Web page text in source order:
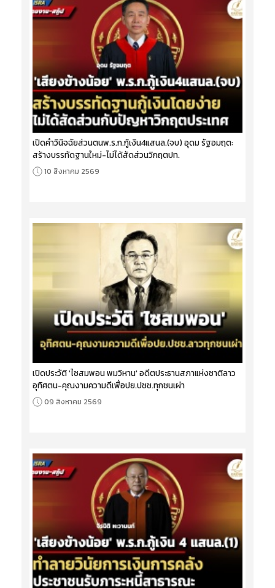
เปิดคำวินิจฉัยส่วนตนพ.ร.ก.กู้เงิน4แสนล.(จบ) อุดม รัฐอมฤต:
สร้างบรรทัดฐานใหม่-ไม่ได้สัดส่วนวิกฤตปท.
10 สิงหาคม 2569
เปิดประวัติ 'ไซสมพอน พมวิหาน' อดีตประธานสภาแห่งชาติลาว
อุทิศตน-คุณงามความดีเพื่อปย.ปชช.ทุกชนเผ่า
09 สิงหาคม 2569